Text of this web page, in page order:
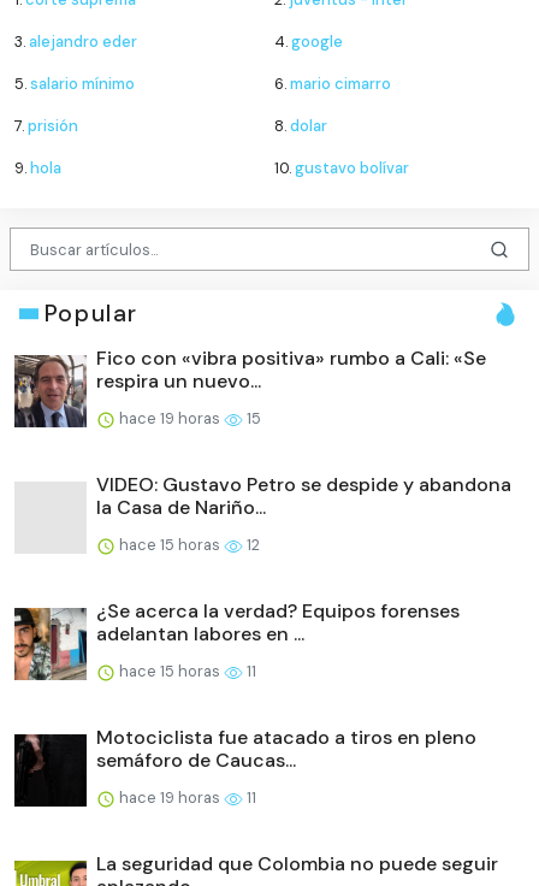
3.alejandro eder 4.google
5.salario mínimo 6.mario cimarro
7.prisión 8.dolar
9.hola 10.gustavo bolívar
Popular
Fico con «vibra positiva» rumbo a Cali: «Se
respira un nuevo...
hace 19 horas 15
VIDEO: Gustavo Petro se despide y abandona
la Casa de Nariño...
hace 15 horas 12
¿Se acerca la verdad? Equipos forenses
adelantan labores en ...
hace 15 horas 11
Motociclista fue atacado a tiros en pleno
semáforo de Caucas...
hace 19 horas 11
La seguridad que Colombia no puede seguir